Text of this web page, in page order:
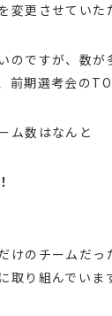
変更させてい
ですが、数が
前期選考会の
ム数はなんと
けのチームだ
取り組んでいま